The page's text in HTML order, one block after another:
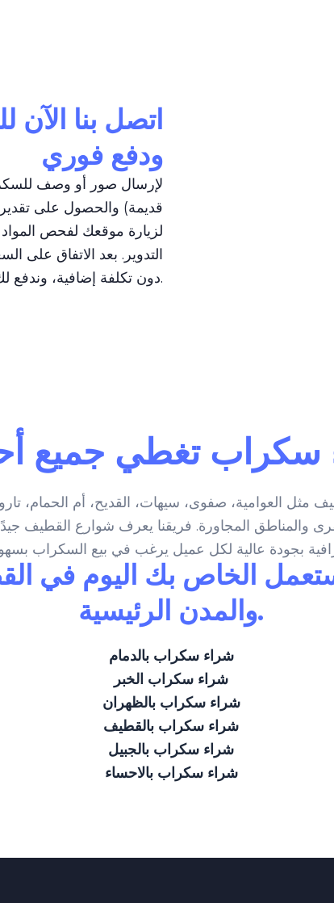
اتصل بنا
ودفع فوري
لإرسال صور أو وصف
قديمة) والحصول على تقدير
لزيارة موقعك لفحص المواد
التدوير. بعد الاتفاق على
دون تكلفة إضافية، وندفع لك المبلغ فورًا نقدًا أو عبر التحويل البنكي.
تغطي جميع
مثل العوامية، صفوى، سيهات، القديح، أم الحمام،
والمناطق المجاورة. فريقنا يعرف شوارع القطيف
الخاص بك اليوم في
والمدن الرئيسية.
شراء سكراب بالدمام
شراء سكراب الخبر
شراء سكراب بالظهران
شراء سكراب بالقطيف
شراء سكراب بالجبيل
شراء سكراب بالاحساء